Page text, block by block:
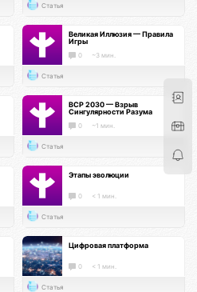
Статья
Великая Иллюзия — Правила
Игры
0 ~3 мин.
Статья
ВСР 2030 — Взрыв
Сингулярности Разума
0 ~1 мин.
Статья
Этапы эволюции
0 < 1 мин.
Статья
Цифровая платформа
0 < 1 мин.
Статья